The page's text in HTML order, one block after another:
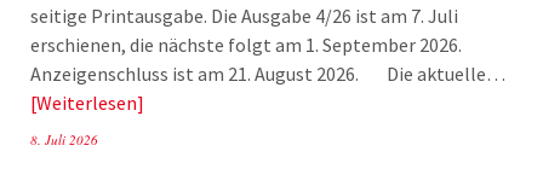
seitige Printausgabe. Die Ausgabe 4/26 ist am 7. Juli
erschienen, die nächste folgt am 1. September 2026.
Anzeigenschluss ist am 21. August 2026. Die aktuelle…
Weiterlesen
8. Juli 2026